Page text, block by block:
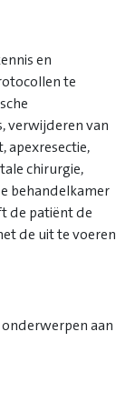
en
te
verwijderen van
apexresectie,
chirurgie,
behandelkamer
de patiënt de
de uit te voeren
aan